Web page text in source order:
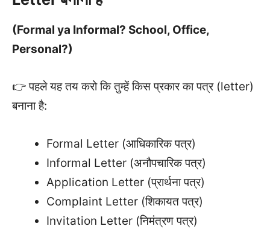
(Formal ya Informal? School, Office,
Personal?)
👉 पहले यह तय करो कि तुम्हें किस प्रकार का पत्र (letter)
बनाना है:
Formal Letter (आधिकारिक पत्र)
Informal Letter (अनौपचारिक पत्र)
Application Letter (प्रार्थना पत्र)
Complaint Letter (शिकायत पत्र)
Invitation Letter (निमंत्रण पत्र)